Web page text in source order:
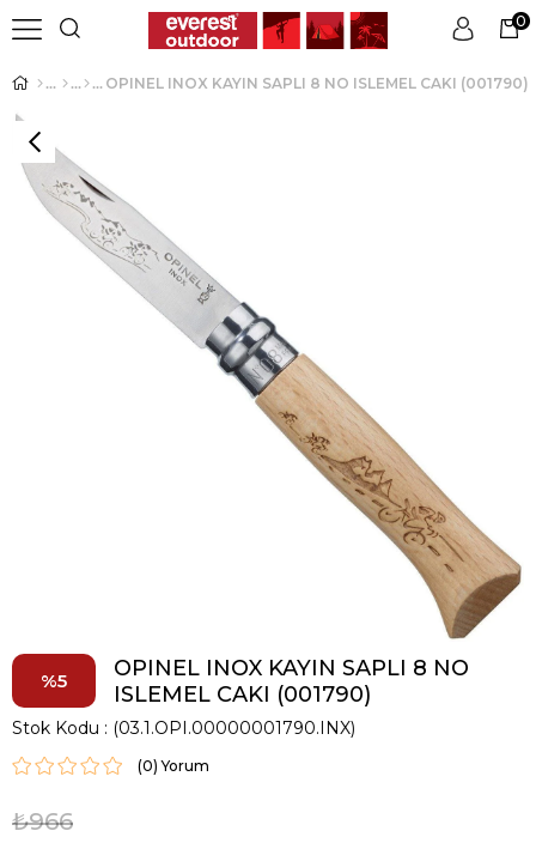
Üye Girişi Üye Ol
0
OPINEL INOX KAYIN SAPLI 8 NO ISLEMEL CAKI (001790)
5
OPINEL INOX KAYIN SAPLI 8 NO
ISLEMEL CAKI (001790)
Stok Kodu (03.1.OPI.00000001790.INX)
(0)
₺966